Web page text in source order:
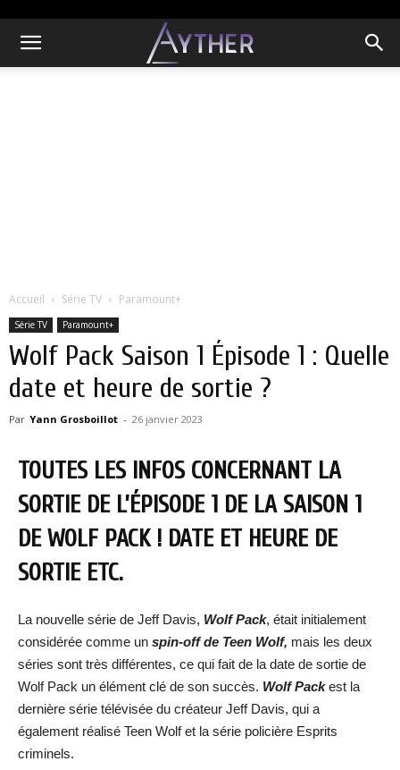
Accueil Série TV Paramount+
Série TV Paramount+
Wolf Pack Saison 1 Épisode 1 : Quelle
date et heure de sortie ?
Par Yann Grosboillot - 26 janvier 2023
TOUTES LES INFOS CONCERNANT LA
SORTIE DE L’ÉPISODE 1 DE LA SAISON 1
DE WOLF PACK ! DATE ET HEURE DE
SORTIE ETC.
La nouvelle série de Jeff Davis, Wolf Pack, était initialement
considérée comme un spin-off de Teen Wolf, mais les deux
séries sont très différentes, ce qui fait de la date de sortie de
Wolf Pack un élément clé de son succès. Wolf Packest la
dernière série télévisée du créateur Jeff Davis, qui a
également réalisé Teen Wolf et la série policière Esprits
criminels.